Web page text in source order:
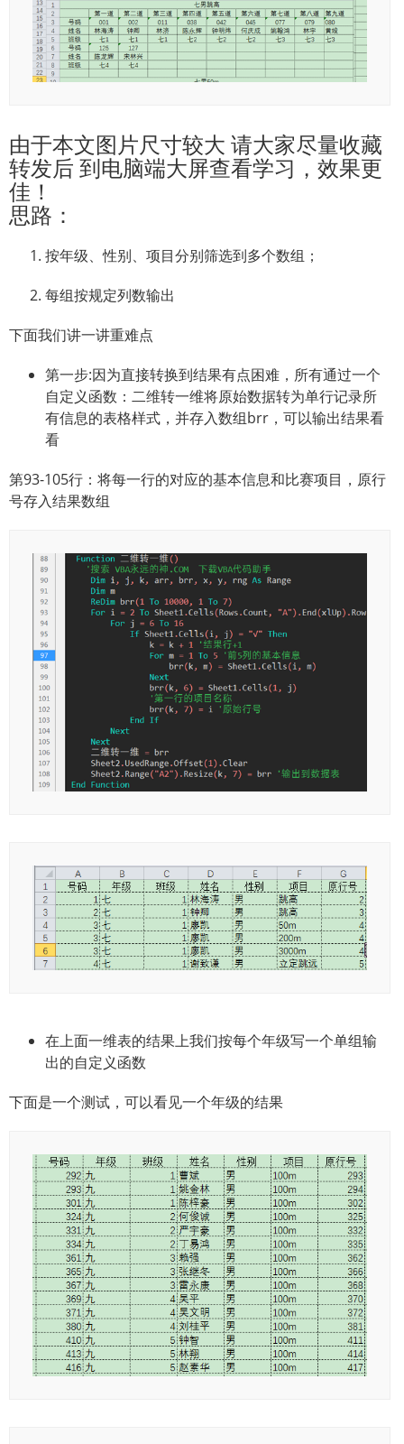
由于本文图片尺寸较大 请大家尽量收藏
转发后 到电脑端大屏查看学习，效果更
佳！
思路：
按年级、性别、项目分别筛选到多个数组；
每组按规定列数输出
下面我们讲一讲重难点
第一步:因为直接转换到结果有点困难，所有通过一个
自定义函数：二维转一维将原始数据转为单行记录所
有信息的表格样式，并存入数组brr，可以输出结果看
看
第93-105行：将每一行的对应的基本信息和比赛项目，原行
号存入结果数组
在上面一维表的结果上我们按每个年级写一个单组输
出的自定义函数
下面是一个测试，可以看见一个年级的结果